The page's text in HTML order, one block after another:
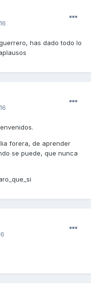
has dado todo lo
forera, de aprender
se puede, que nunca